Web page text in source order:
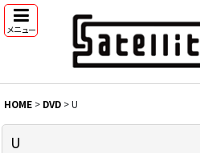
メニュー
HOME > DVD >U
U